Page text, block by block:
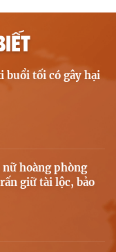
buổi tối có gây hại
nữ hoàng phòng
giữ tài lộc, bảo